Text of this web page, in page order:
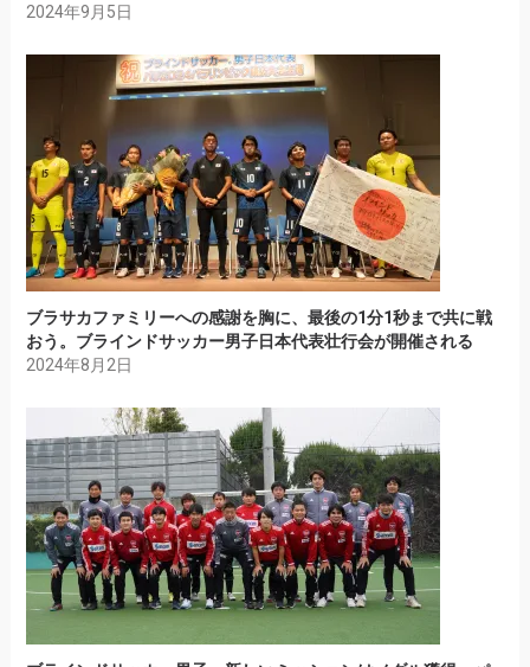
2024年9月5日
ブラサカファミリーへの感謝を胸に、最後の1分1秒まで共に戦
おう。ブラインドサッカー男子日本代表壮行会が開催される
2024年8月2日